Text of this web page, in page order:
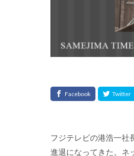
フジテレビの港浩一社
進退になってきた。ネ